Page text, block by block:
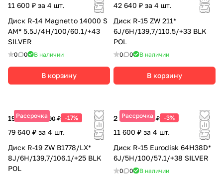
11 600 ₽ за 4 шт.
Диск R-14 Magnetto 14000 S
AM* 5.5J/4H/100/60.1/+43
SILVER
0 0 В наличии
В корзину
42 640 ₽ за 4 шт.
Диск R-15 ZW 211*
6J/6H/139,7/110.5/+33 BLK
POL
0 0 В наличии
В корзину
Рассрочка
19 910 ₽23 990 ₽ -17%
79 640 ₽ за 4 шт.
Диск R-19 ZW B1778/LX*
8J/6H/139,7/106.1/+25 BLK
POL
Рассрочка
2 900 ₽2 990 ₽ -3%
11 600 ₽ за 4 шт.
Диск R-15 Eurodisk 64H38D*
6J/5H/100/57.1/+38 SILVER
0 0 В наличии